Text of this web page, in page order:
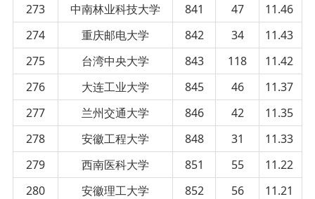
273
中南林业科技大学 841 47
11.46
274
重庆邮电大学 842 34
11.43
275
台湾中央大学 843 118
11.42
276
大连工业大学 845 46
11.37
277
兰州交通大学 846 42
11.35
278
安徽工程大学 848 31
11.33
279
西南医科大学 851 55
11.22
280
安徽理工大学 852 56
11.21